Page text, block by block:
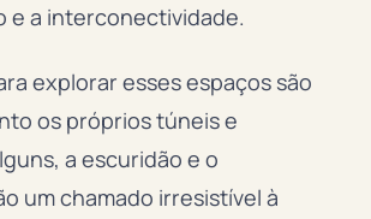
e a interconectividade.
explorar esses espaços são
os próprios túneis e
a escuridão e o
um chamado irresistível à